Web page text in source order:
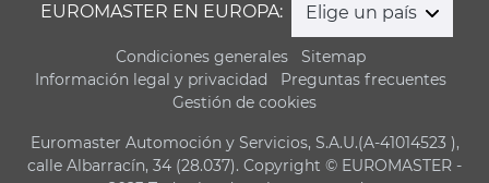
EUROMASTER EN EUROPA: Elige un país
Condiciones generales
Sitemap
Información legal y privacidad
Preguntas frecuentes
Gestión de cookies
Euromaster Automoción y Servicios, S.A.U.(A-41014523 ),
calle Albarracín, 34 (28.037). Copyright © EUROMASTER -